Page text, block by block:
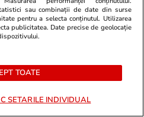
sau combinații de date din surse
pentru a selecta conținutul. Utilizarea
publicitatea. Date precise de geolocație
TOATE
SETARILE INDIVIDUAL